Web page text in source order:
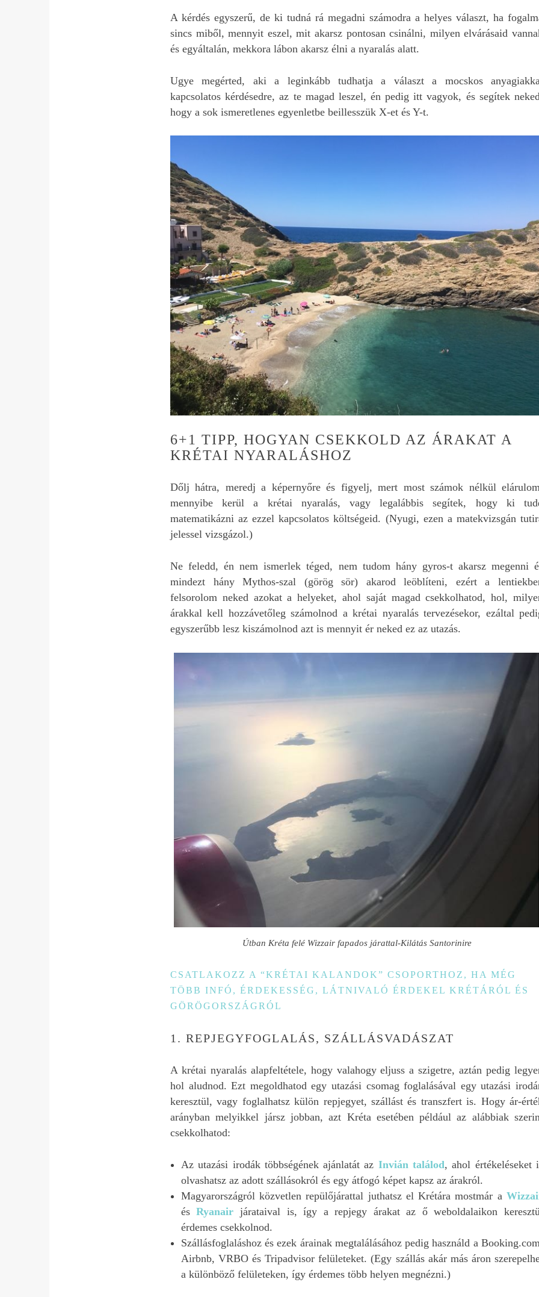
A kérdés egyszerű, de ki tudná rá megadni számodra a helyes választ, ha
sincs miből, mennyit eszel, mit akarsz pontosan csinálni, milyen elvárásaid
és egyáltalán, mekkora lábon akarsz élni a nyaralás alatt.
Ugye megérted, aki a leginkább tudhatja a választ a mocskos
kapcsolatos kérdésedre, az te magad leszel, én pedig itt vagyok, és segítek
hogy a sok ismeretlenes egyenletbe beillesszük X-et és Y-t.
6+1 TIPP, HOGYAN CSEKKOLD AZ ÁRAKAT A
KRÉTAI NYARALÁSHOZ
Dőlj hátra, meredj a képernyőre és figyelj, mert most számok nélkül
mennyibe kerül a krétai nyaralás, vagy legalábbis segítek, hogy ki
matematikázni az ezzel kapcsolatos költségeid. (Nyugi, ezen a matekvizsgán
jelessel vizsgázol.)
Ne feledd, én nem ismerlek téged, nem tudom hány gyros-t akarsz megenni
mindezt hány Mythos-szal (görög sör) akarod leöblíteni, ezért a
felsorolom neked azokat a helyeket, ahol saját magad csekkolhatod, hol,
árakkal kell hozzávetőleg számolnod a krétai nyaralás tervezésekor, ezáltal
egyszerűbb lesz kiszámolnod azt is mennyit ér neked ez az utazás.
Útban Kréta felé Wizzair fapados járattal-Kilátás Santorinire
CSATLAKOZZ A “KRÉTAI KALANDOK” CSOPORTHOZ, HA MÉG
TÖBB INFÓ, ÉRDEKESSÉG, LÁTNIVALÓ ÉRDEKEL KRÉTÁRÓL ÉS
GÖRÖGORSZÁGRÓL
1. REPJEGYFOGLALÁS, SZÁLLÁSVADÁSZAT
A krétai nyaralás alapfeltétele, hogy valahogy eljuss a szigetre, aztán pedig
hol aludnod. Ezt megoldhatod egy utazási csomag foglalásával egy utazási
keresztül, vagy foglalhatsz külön repjegyet, szállást és transzfert is. Hogy ár-
arányban melyikkel jársz jobban, azt Kréta esetében például az alábbiak
csekkolhatod:
Az utazási irodák többségének ajánlatát az Invián találod, ahol értékeléseket
olvashatsz az adott szállásokról és egy átfogó képet kapsz az árakról.
Magyarországról közvetlen repülőjárattal juthatsz el Krétára mostmár a
ésRyanair járataival is, így a repjegy árakat az ő weboldalaikon
érdemes csekkolnod.
Szállásfoglaláshoz és ezek árainak megtalálásához pedig használd a
Airbnb, VRBO és Tripadvisor felületeket. (Egy szállás akár más áron
a különböző felületeken, így érdemes több helyen megnézni.)
megoldást kerestem,
sima betéti kártyával
lehet autót bérelni.
voltak annyira olcsók.
Ami miatt Edit által
autóbérlés mellett
sem volt
alatt az 1 hét alatt.
Ráadásul kp. lehett
Egy szinte új, 12e km-t
futott autót kaptunk,
amivel teljesen
elégedettek voltunk.
autót a reptéren
(Heraklion) vettük át,
Azt még nem tudjuk,
mikor, de biztosan
szívvel merem ajánlani.